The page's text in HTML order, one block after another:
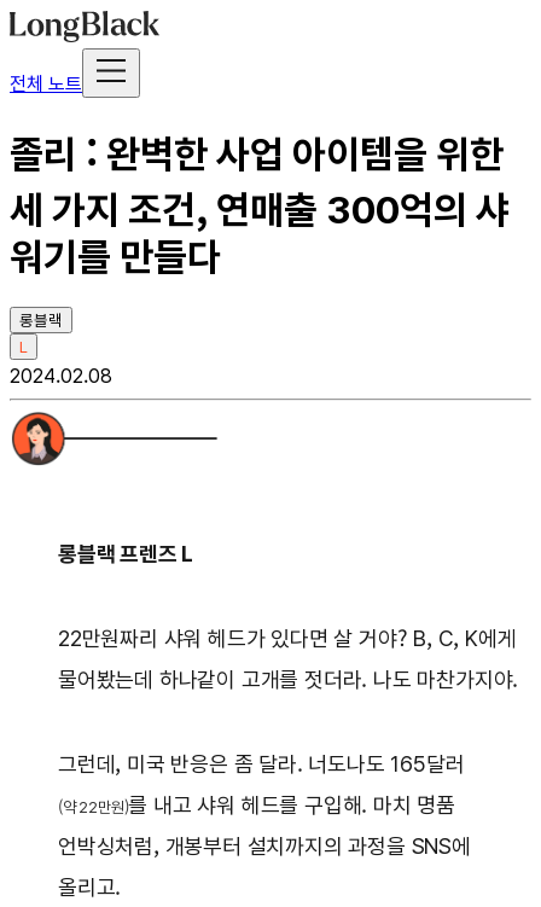
전체 노트
졸리 : 완벽한 사업 아이템을 위한
세 가지 조건, 연매출 300억의 샤
워기를 만들다
롱블랙
L
2024.02.08
롱블랙 프렌즈 L
22만원짜리 샤워 헤드가 있다면 살 거야? B, C, K에게
물어봤는데 하나같이 고개를 젓더라. 나도 마찬가지야.
그런데, 미국 반응은 좀 달라. 너도나도 165달러
(약 22만원)를 내고 샤워 헤드를 구입해. 마치 명품
언박싱처럼, 개봉부터 설치까지의 과정을 SNS에
올리고.